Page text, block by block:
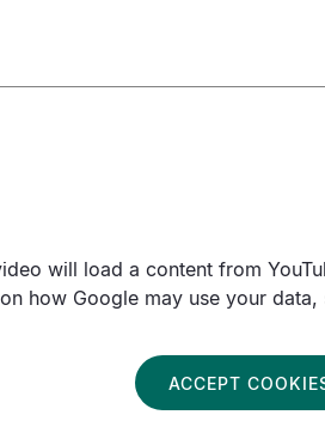
will load a content from
how Google may use your data,
ACCEPT